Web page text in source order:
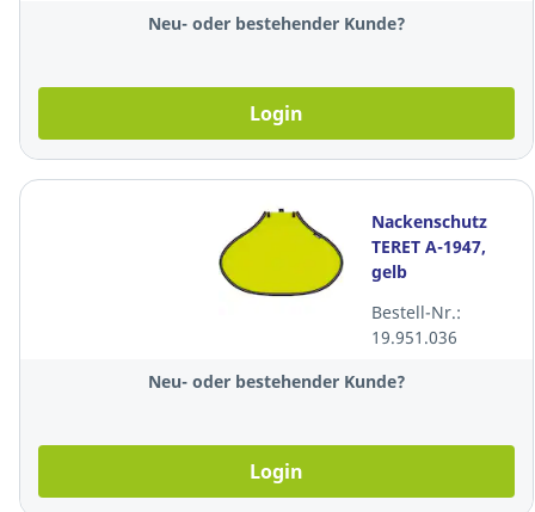
Neu- oder bestehender Kunde?
Login
Nackenschutz
TERET A-1947,
gelb
Bestell-Nr.:
19.951.036
Neu- oder bestehender Kunde?
Login